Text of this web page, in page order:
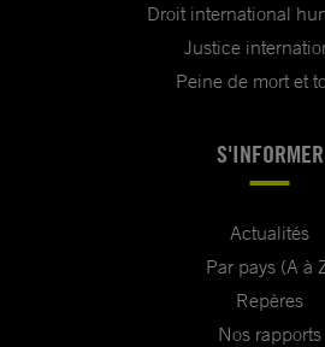
Droit international
Justice
Peine de mort et
S'INFORMER
Actualités
Par pays (A à
Repères
Nos rapports